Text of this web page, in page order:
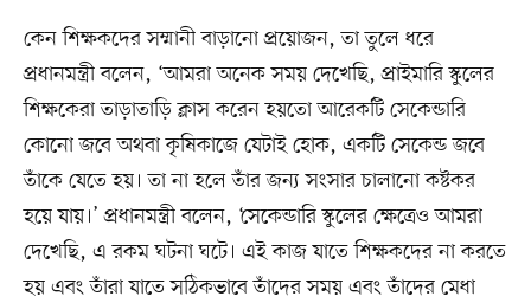
কেন শিক্ষকদের সম্মানী বাড়ানো প্রয়োজন, তা তুলে ধরে
প্রধানমন্ত্রী বলেন, ‘আমরা অনেক সময় দেখেছি, প্রাইমারি স্কুলের
শিক্ষকেরা তাড়াতাড়ি ক্লাস করেন হয়তো আরেকটি সেকেন্ডারি
কোনো জবে অথবা কৃষিকাজে যেটাই হোক, একটি সেকেন্ড জবে
তাঁকে যেতে হয়। তা না হলে তাঁর জন্য সংসার চালানো কষ্টকর
হয়ে যায়।’ প্রধানমন্ত্রী বলেন, ‘সেকেন্ডারি স্কুলের ক্ষেত্রেও আমরা
দেখেছি, এ রকম ঘটনা ঘটে। এই কাজ যাতে শিক্ষকদের না করতে
হয় এবং তাঁরা যাতে সঠিকভাবে তাঁদের সময় এবং তাঁদের মেধা